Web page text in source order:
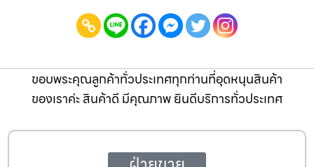
ขอบพระคุณ​ลูกค้า​ทั่วประเทศ​ทุกท่าน​ที่​อุดหนุน​สินค้า​
ของ​เรา​ค่ะ สินค้า​ดี มี​คุณ​ภาพ ยินดี​บริการ​ทั่ว​ประเทศ​